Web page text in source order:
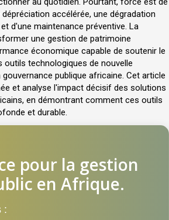
accélérée, une dégradation
d'une maintenance préventive. La
une gestion de patrimoine
économique capable de soutenir le
technologiques de nouvelle
publique africaine. Cet article
et analyse l'impact décisif des solutions
en démontrant comment ces outils
et durable.
pour la gestion
en Afrique.
: